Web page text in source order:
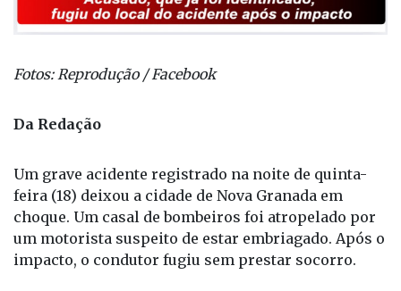
Fotos: Reprodução / Facebook
Da Redação
Um grave acidente registrado na noite de quinta-
feira (18) deixou a cidade de Nova Granada em
choque. Um casal de bombeiros foi atropelado por
um motorista suspeito de estar embriagado. Após o
impacto, o condutor fugiu sem prestar socorro.